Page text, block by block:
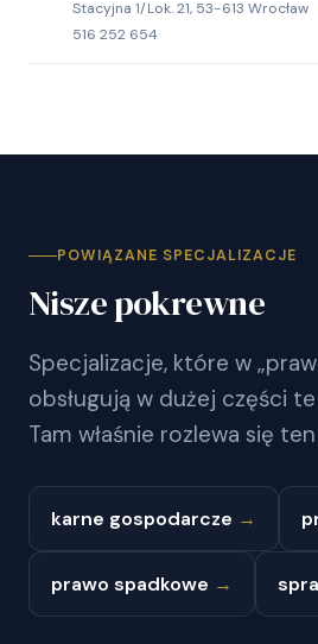
Stacyjna 1/Lok. 21, 53-613 Wrocław
516 252 654
POWIĄZANE SPECJALIZACJE
Nisze pokrewne
Specjalizacje, które w
obsługują w dużej części
Tam właśnie rozlewa się
karne gospodarcze →
prawo spadkowe →